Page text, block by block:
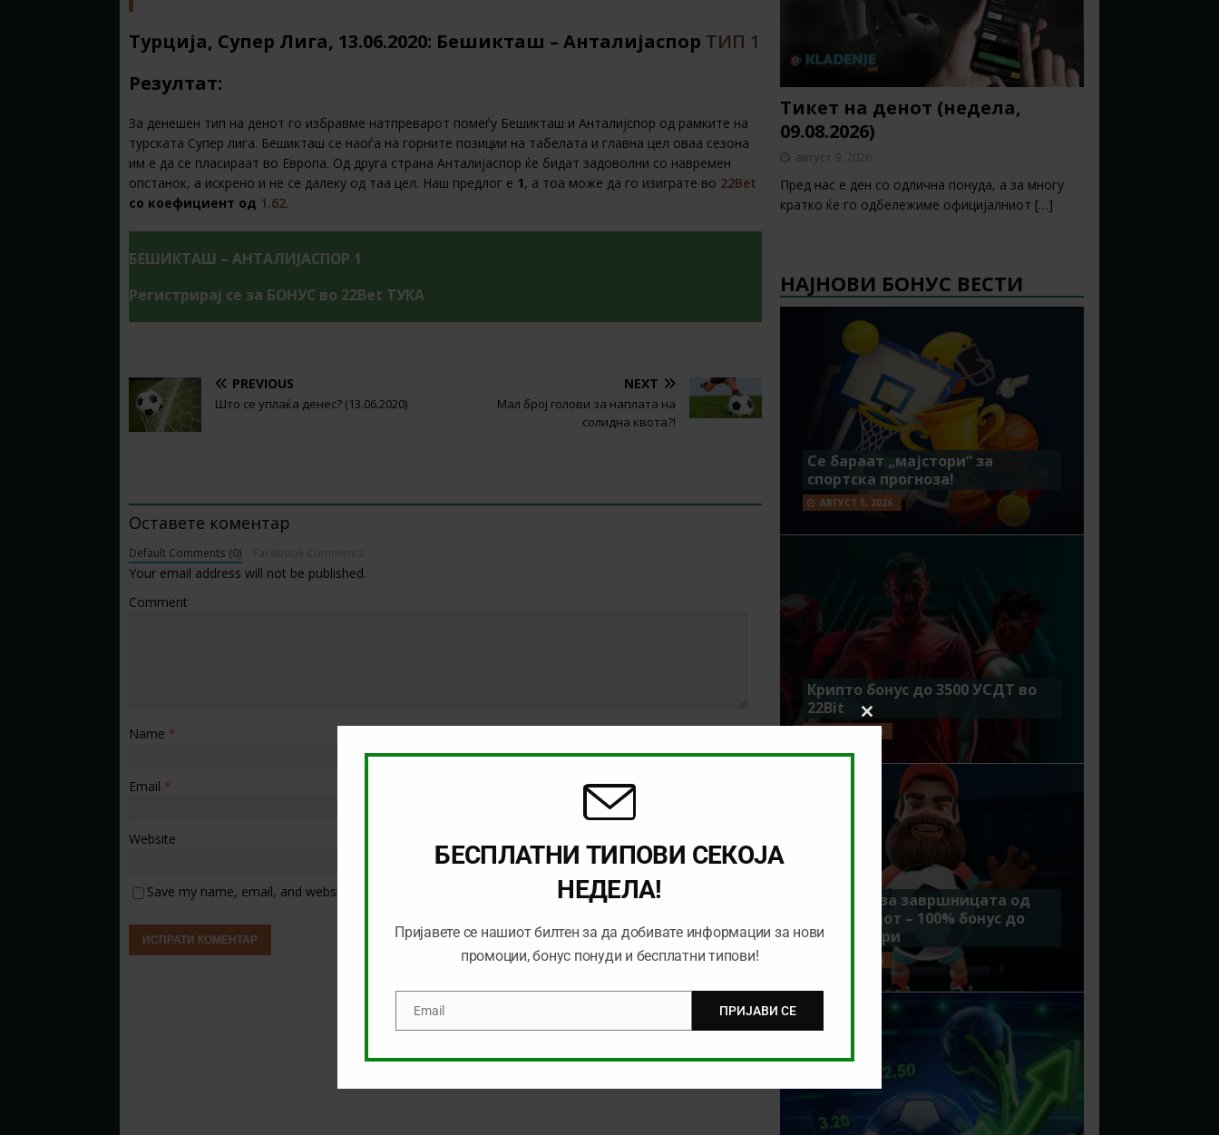
Турција, Супер Лига, 13.06.2020: Бешикташ – Анталијаспор ТИП 1
Резултат:
За денешен тип на денот го избравме натпреварот помеѓу Бешикташ и Анталијспор од рамките на
турската Супер лига. Бешикташ се наоѓа на горните позиции на табелата и главна цел оваа сезона
им е да се пласираат во Европа. Од друга страна Анталијаспор ќе бидат задоволни со навремен
опстанок, а искрено и не се далеку од таа цел. Наш предлог е 1, а тоа може да го изиграте во 22Bet
со коефициент од 1.62.
БЕШИКТАШ – АНТАЛИЈАСПОР 1
Регистрирај се за БОНУС во 22Bet ТУКА
PREVIOUS
Што се уплаќа денес? (13.06.2020)
NEXT
Мал број голови за наплата на
солидна квота?!
Оставете коментар
Default Comments (0)
Your email address will not be published.
Comment
Name *
Email *
Website
Save my name, email, and website in this browser for the next time I comment.
Тикет на денот (недела,
09.08.2026)
август 9, 2026
Пред нас е ден со одлична понуда, а за многу
кратко ќе го одбележиме официјалниот […]
НАЈНОВИ БОНУС ВЕСТИ
Се бараат „мајстори“ за
спортска прогноза!
АВГУСТ 5, 2026
Крипто бонус до 3500 УСДТ во
22Bit
ЈУЛИ 29, 2026
Идеално за завршницата од
Мундијалот – 100% бонус до
7500 денари
ЈУЛИ 15, 2026
Close
this
БЕСПЛАТНИ ТИПОВИ СЕКОЈА
НЕДЕЛА!
Пријавете се нашиот билтен за да добивате информации за нови
промоции, бонус понуди и бесплатни типови!
EmailEmail ПРИЈАВИ СЕ